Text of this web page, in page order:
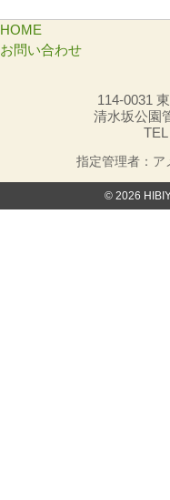
HOME
お問い合わせ
114-0031
清水坂公園
指定管理者：ア
© 2026